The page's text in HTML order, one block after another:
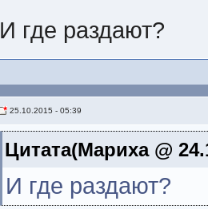
И где раздают?
25.10.2015 - 05:39
Цитата(Мариха @
И где раздают?